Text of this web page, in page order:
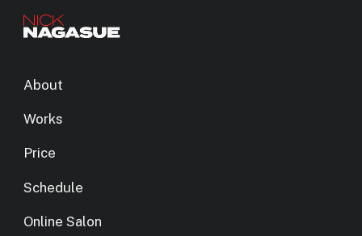
About
Works
Price
Schedule
Online Salon